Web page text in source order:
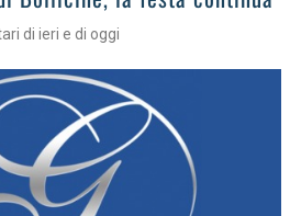
di ieri e di oggi